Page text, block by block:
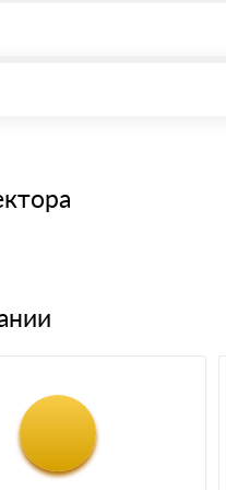
заказанного материала.